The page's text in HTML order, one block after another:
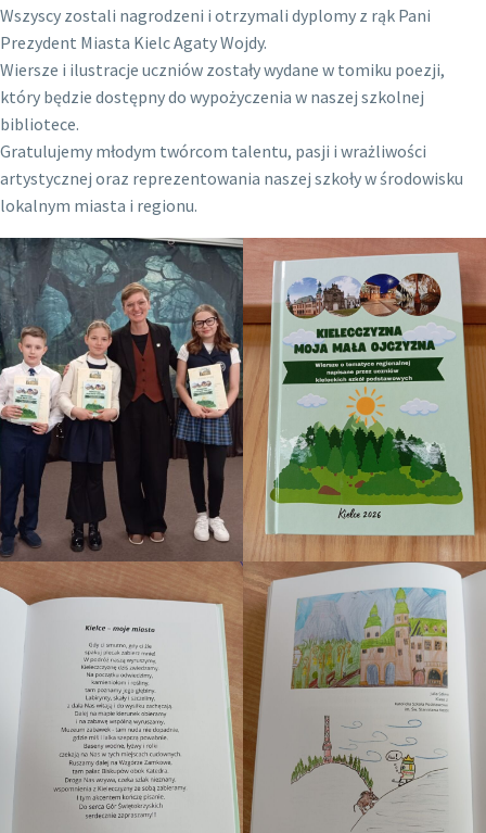
Wszyscy zostali nagrodzeni i otrzymali dyplomy z rąk Pani
Prezydent Miasta Kielc Agaty Wojdy.
Wiersze i ilustracje uczniów zostały wydane w tomiku poezji,
który będzie dostępny do wypożyczenia w naszej szkolnej
bibliotece.
Gratulujemy młodym twórcom talentu, pasji i wrażliwości
artystycznej oraz reprezentowania naszej szkoły w środowisku
lokalnym miasta i regionu.